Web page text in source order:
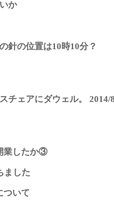
か
針の位置は10時10分？
チェアにダウェル。 2014/
業したか③
ました
ついて